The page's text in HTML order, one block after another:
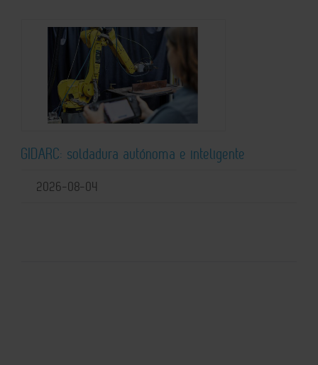
GIDARC: soldadura autónoma e inteligente
2026-08-04